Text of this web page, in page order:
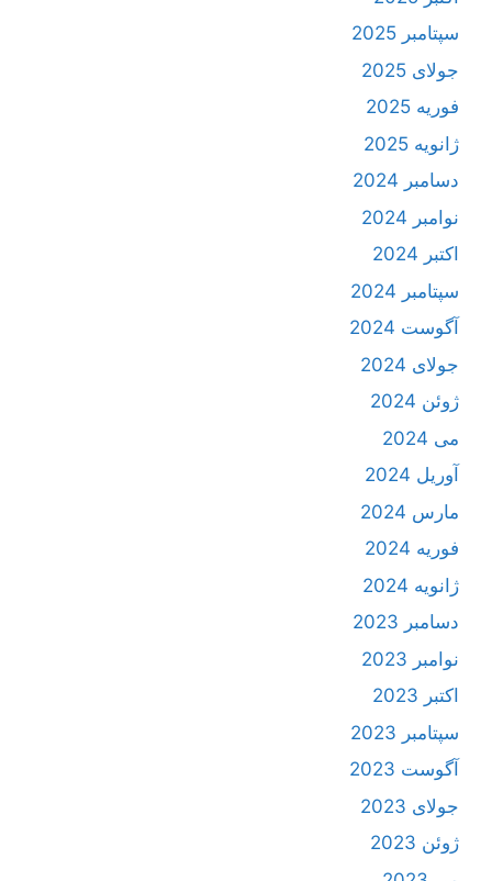
سپتامبر 2025
جولای 2025
فوریه 2025
ژانویه 2025
دسامبر 2024
نوامبر 2024
اکتبر 2024
سپتامبر 2024
آگوست 2024
جولای 2024
ژوئن 2024
می 2024
آوریل 2024
مارس 2024
فوریه 2024
ژانویه 2024
دسامبر 2023
نوامبر 2023
اکتبر 2023
سپتامبر 2023
آگوست 2023
جولای 2023
ژوئن 2023